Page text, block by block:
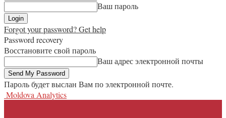
Ваш пароль
Forgot your password? Get help
Password recovery
Восстановите свой пароль
Ваш адрес электронной почты
Пароль будет выслан Вам по электронной почте.
Moldova Analytics